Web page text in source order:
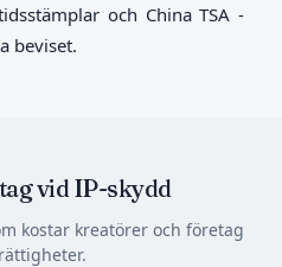
och China TSA -
beviset.
vid IP-skydd
kostar kreatörer och företag